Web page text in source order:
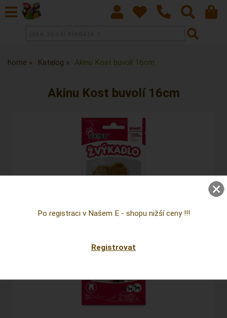
home Katalog Akinu Kost buvolí 16cm
Akinu Kost buvolí 16cm
Po registraci v Našem E - shopu nižší ceny !!!
Registrovat